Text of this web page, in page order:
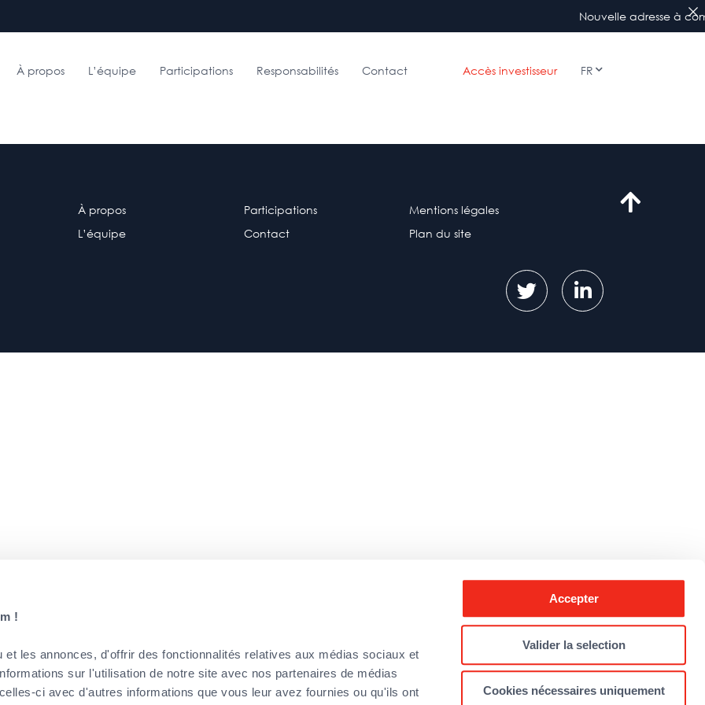
!
les annonces, d'offrir des fonctionnalités relatives aux médias sociaux et
sur l'utilisation de notre site avec nos partenaires de médias
ci avec d'autres informations que vous leur avez fournies ou qu'ils ont
Accepter
Valider la selection
Cookies nécessaires uniquement
À propos L’équipe Participations Responsabilités Contact Accès investisseur FR
À propos
L’équipe
Participations
Contact
Mentions légales
Plan du site
Nouvelle adresse à